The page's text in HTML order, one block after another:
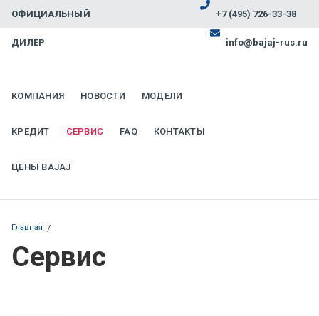
ОФИЦИАЛЬНЫЙ
ДИЛЕР
+7 (495) 726-33-38
info@bajaj-rus.ru
КОМПАНИЯ НОВОСТИ МОДЕЛИ
КРЕДИТ СЕРВИС FAQ КОНТАКТЫ
ЦЕНЫ BAJAJ
Главная /
Сервис